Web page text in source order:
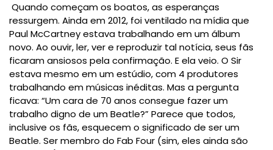
Quando começam os boatos, as esperanças
ressurgem. Ainda em 2012, foi ventilado na mídia que
Paul McCartney estava trabalhando em um álbum
novo. Ao ouvir, ler, ver e reproduzir tal notícia, seus fãs
ficaram ansiosos pela confirmação. E ela veio. O Sir
estava mesmo em um estúdio, com 4 produtores
trabalhando em músicas inéditas. Mas a pergunta
ficava: “Um cara de 70 anos consegue fazer um
trabalho digno de um Beatle?” Parece que todos,
inclusive os fãs, esquecem o significado de ser um
Beatle. Ser membro do Fab Four (sim, eles ainda são